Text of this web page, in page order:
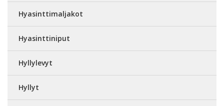
Hyasinttimaljakot
Hyasinttiniput
Hyllylevyt
Hyllyt